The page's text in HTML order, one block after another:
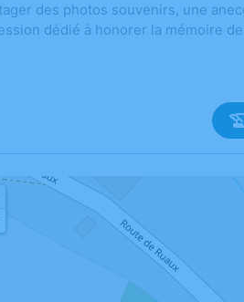
des photos souvenirs, une
dédié à honorer la mémoire de